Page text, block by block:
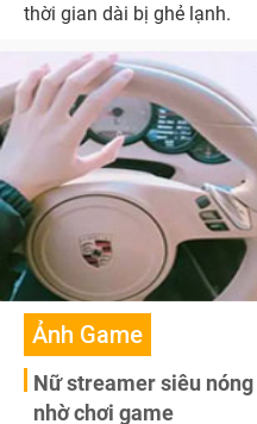
thời gian dài bị ghẻ lạnh.
Ảnh Game
Nữ streamer siêu nóng
nhờ chơi game